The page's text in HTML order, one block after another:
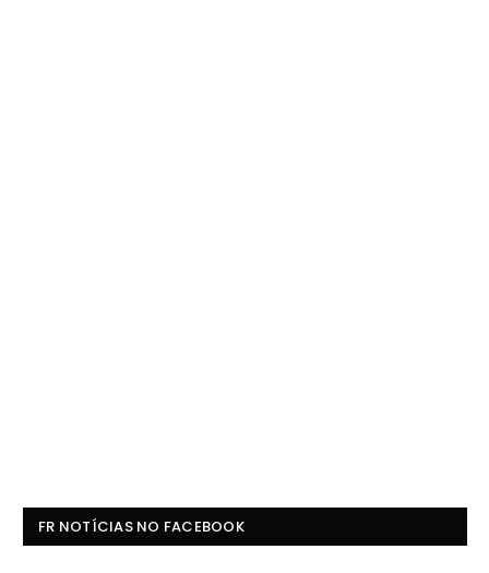
FR NOTÍCIAS NO FACEBOOK